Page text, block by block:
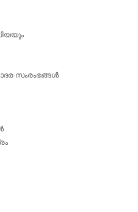
സംരംഭങ്ങള്‍